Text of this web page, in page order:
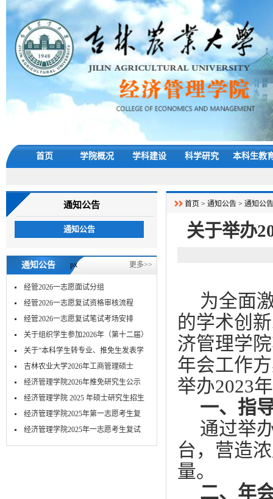
首页 学院概况 学科建设 科学研究 本科生教
通知公告
通知公告
px
通知公告 更多>>
经管2026一志愿面试分组
经管2026一志愿复试资格审核流程
经管2026一志愿复试笔试考场安排
关于组织学生参加2026年（第十二届）
MPA...
关于“本科学生转专业、推免生发表学
术...
吉林农业大学2026年工商管理硕士
（MBA）...
经济管理学院2026年推免研究生公示
经济管理学院 2025 年硕士研究生招生
考...
经济管理学院2025年第一志愿考生复
试-笔...
​经济管理学院2025年一志愿考生复试
面...
首页 > 通知公告 > 通知公告
关于举办
为全面
的学术创
济管理学
年会工作
举办2023
一、指
通过举
台，营造
量。
二、年